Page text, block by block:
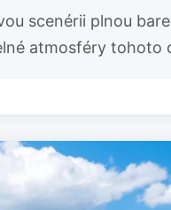
scenérii plnou
atmosféry tohoto